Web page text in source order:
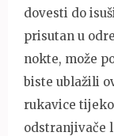
dovesti do
prisutan u
nokte, može
biste ublažili
rukavice
odstranjivače